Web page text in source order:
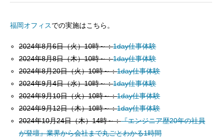
福岡オフィスでの実施はこちら。
2024年8月6日（火）10時～：1day仕事体験
2024年8月8日（木）10時～：1day仕事体験
2024年8月20日（火）10時～：1day仕事体験
2024年9月4日（水）10時～：1day仕事体験
2024年9月10日（火）10時～：1day仕事体験
2024年9月12日（木）10時～：1day仕事体験
2024年10月24日（木）14時～：『エンジニア歴20年の社員
が登壇』業界から会社まで丸ごとわかる1時間